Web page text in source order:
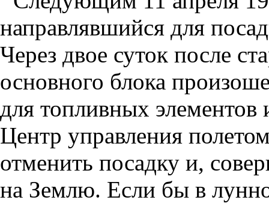
направлявшийся для
Через двое суток после
основного блока
для топливных
Центр управления
отменить посадку и,
на Землю. Если бы в